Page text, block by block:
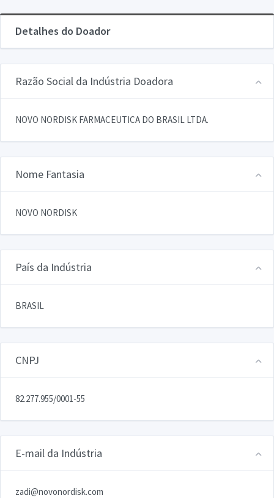
Detalhes do Doador
Razão Social da Indústria Doadora
NOVO NORDISK FARMACEUTICA DO BRASIL LTDA.
Nome Fantasia
NOVO NORDISK
País da Indústria
BRASIL
CNPJ
82.277.955/0001-55
E-mail da Indústria
zadi@novonordisk.com